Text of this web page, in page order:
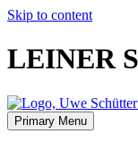
Skip to content
LEINER
Primary Menu